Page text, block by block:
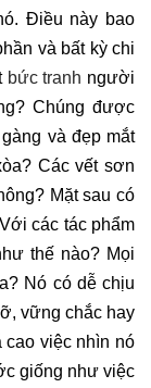
Điều này bao
và bất kỳ chi
bức tranh người
Chúng được
và đẹp mắt
Các vết sơn
Mặt sau có
các tác phẩm
thế nào? Mọi
Nó có dễ chịu
vững chắc hay
cao việc nhìn nó
giống như việc